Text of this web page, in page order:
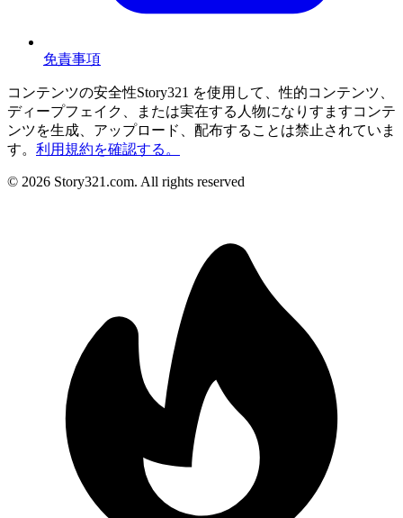
免責事項
コンテンツの安全性Story321 を使用して、性的コンテンツ、
ディープフェイク、または実在する人物になりすますコンテ
ンツを生成、アップロード、配布することは禁止されていま
す。 利用規約を確認する。
© 2026 Story321.com. All rights reserved